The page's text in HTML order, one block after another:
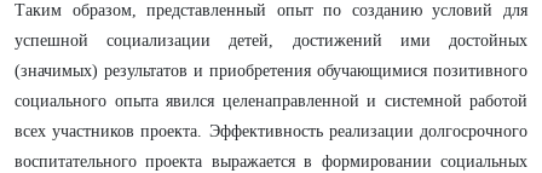
Таким образом, представленный опыт по созданию условий для
успешной социализации детей, достижений ими достойных
(значимых) результатов и приобретения обучающимися позитивного
социального опыта явился целенаправленной и системной работой
всех участников проекта. Эффективность реализации долгосрочного
воспитательного проекта выражается в формировании социальных